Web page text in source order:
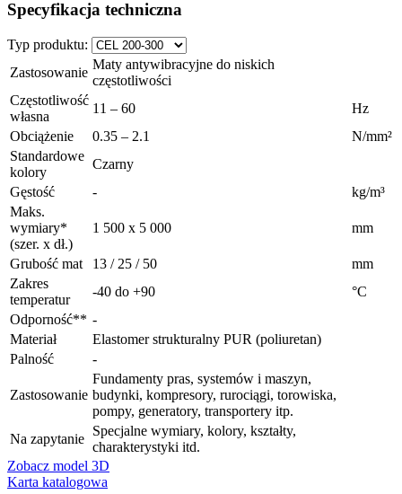
Specyfikacja techniczna
Typ produktu:
Zastosowanie
Maty antywibracyjne do niskich
częstotliwości
Częstotliwość
własna
11 – 60
Hz
Obciążenie
0.35 – 2.1
N/mm²
Standardowe
kolory
Czarny
Gęstość
-
kg/m³
Maks.
wymiary*
(szer. x dł.)
1 500 x 5 000 mm
Grubość mat 13 / 25 / 50
mm
Zakres
temperatur
-40 do +90
°C
Odporność** -
Materiał
Elastomer strukturalny PUR (poliuretan)
Palność
-
Zastosowanie
Fundamenty pras, systemów i maszyn,
budynki, kompresory, rurociągi, torowiska,
pompy, generatory, transportery itp.
Na zapytanie
Specjalne wymiary, kolory, kształty,
charakterystyki itd.
Zobacz model 3D
Karta katalogowa